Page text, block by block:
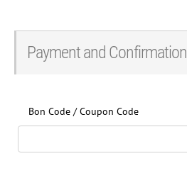
Payment and Confirmation
Bon Code / Coupon Code